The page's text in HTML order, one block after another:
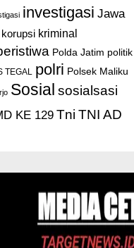
investigasi Jawa
korupsi kriminal
Polda Jatim politik
TEGAL polri Polsek Maliku
Sosial sosialsasi
KE 129 Tni TNI AD